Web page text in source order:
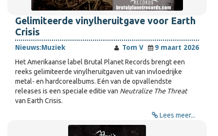
Gelimiteerde vinylheruitgave voor Earth
Crisis
Nieuws:Muziek Tom V
9 maart 2026
Het Amerikaanse label Brutal Planet Records brengt een
reeks gelimiteerde vinylheruitgaven uit van invloedrijke
metal- en hardcorealbums. Eén van de opvallendste
releases is een speciale editie van Neutralize The Threat
van Earth Crisis.
Lees meer...